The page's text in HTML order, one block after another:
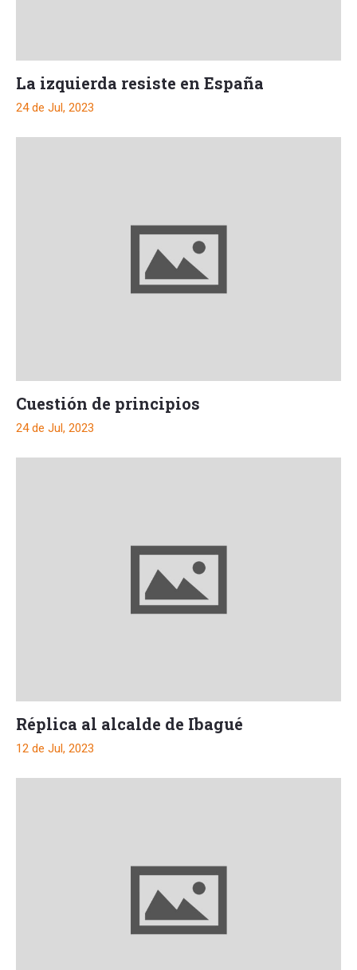
La izquierda resiste en España
24 de Jul, 2023
Cuestión de principios
24 de Jul, 2023
Réplica al alcalde de Ibagué
12 de Jul, 2023